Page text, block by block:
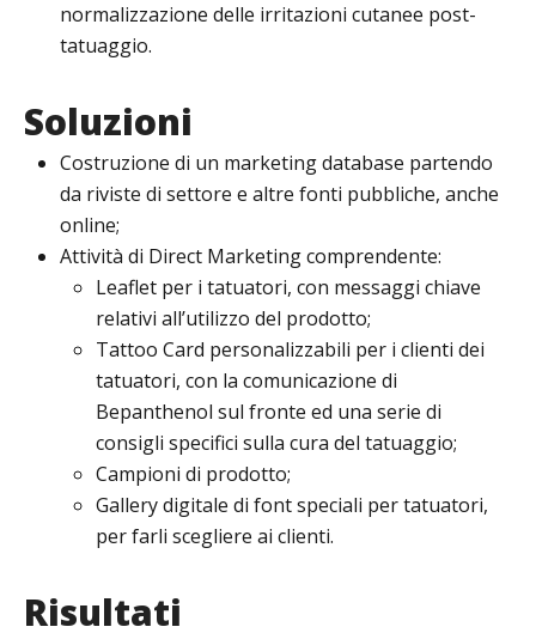
normalizzazione delle irritazioni cutanee post-
tatuaggio.
Soluzioni
Costruzione di un marketing database partendo
da riviste di settore e altre fonti pubbliche, anche
online;
Attività di Direct Marketing comprendente:
Leaflet per i tatuatori, con messaggi chiave
relativi all’utilizzo del prodotto;
Tattoo Card personalizzabili per i clienti dei
tatuatori, con la comunicazione di
Bepanthenol sul fronte ed una serie di
consigli specifici sulla cura del tatuaggio;
Campioni di prodotto;
Gallery digitale di font speciali per tatuatori,
per farli scegliere ai clienti.
Risultati